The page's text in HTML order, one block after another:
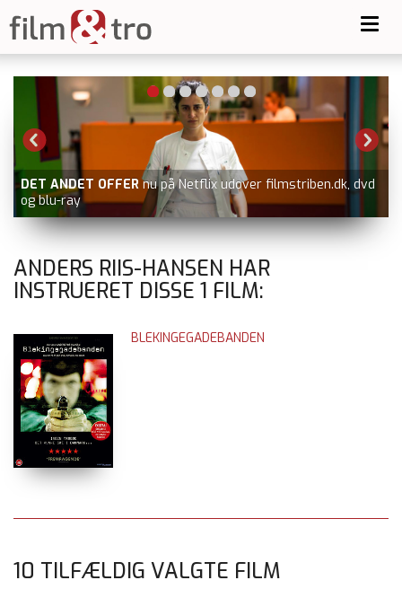
DET ANDET OFFER nu på Netflix udover filmstriben.dk, dvd
og blu-ray
ANDERS RIIS-HANSEN HAR
INSTRUERET DISSE 1 FILM:
BLEKINGEGADEBANDEN
10 TILFÆLDIG VALGTE FILM